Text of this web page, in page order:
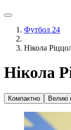
Футбол 24
Нікола
Нікола
Компактно Великі